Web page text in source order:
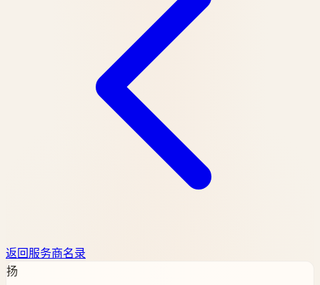
返回服务商名录
扬